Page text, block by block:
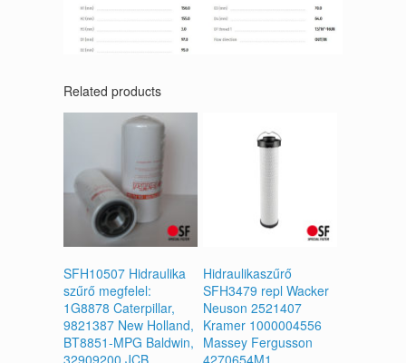
Related products
SFH10507 Hidraulika
szűrő megfelel:
1G8878 Caterpillar,
9821387 New Holland,
BT8851-MPG Baldwin,
Hidraulikaszűrő
SFH3479 repl Wacker
Neuson 2521407
Kramer 1000004556
Massey Fergusson